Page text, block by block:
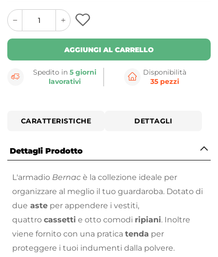
quantity
button
quantity
minus
button
AGGIUNGI AL CARRELLO
Spedito in5 giorni
lavorativi
Disponibilità
35 pezzi
CARATTERISTICHE DETTAGLI
Dettagli Prodotto
L'armadio Bernac è la collezione ideale per
organizzare al meglio il tuo guardaroba. Dotato di
due aste per appendere i vestiti,
quattro cassetti e otto comodi ripiani. Inoltre
viene fornito con una pratica tenda per
proteggere i tuoi indumenti dalla polvere.